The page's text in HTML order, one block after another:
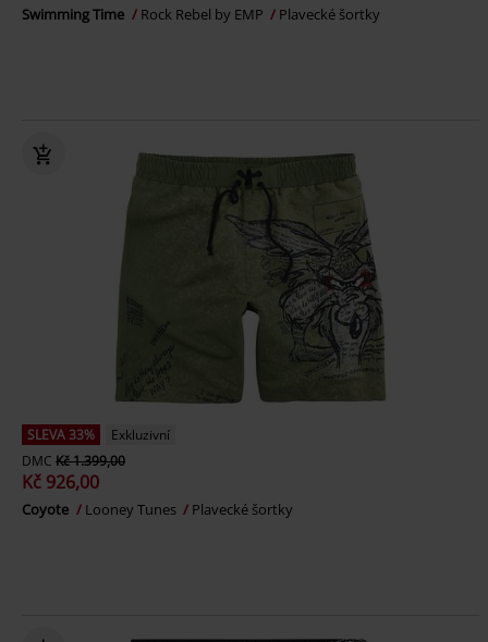
Swimming Time Rock Rebel by EMP Plavecké šortky
SLEVA 33%
Exkluzivní
DMC Kč 1.399,00
Kč 926,00
Coyote Looney Tunes Plavecké šortky